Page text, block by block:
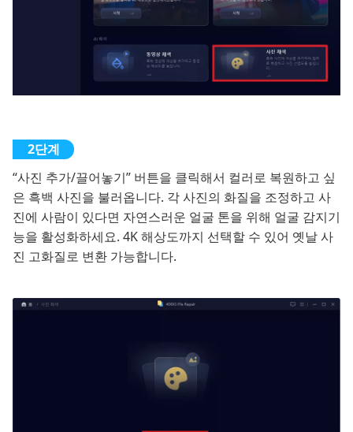
“사진 추가/끌어놓기” 버튼을 클릭해서 컬러로 복원하고 싶
은 흑백 사진을 불러옵니다. 각 사진의 화질을 조정하고 사
진에 사람이 있다면 자연스러운 얼굴 톤을 위해 얼굴 감지기
능을 활성화하세요. 4K 해상도까지 선택할 수 있어 옛날 사
진 고화질로 변환 가능합니다.